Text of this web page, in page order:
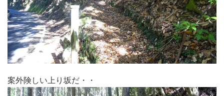
案外険しい上り坂だ・・